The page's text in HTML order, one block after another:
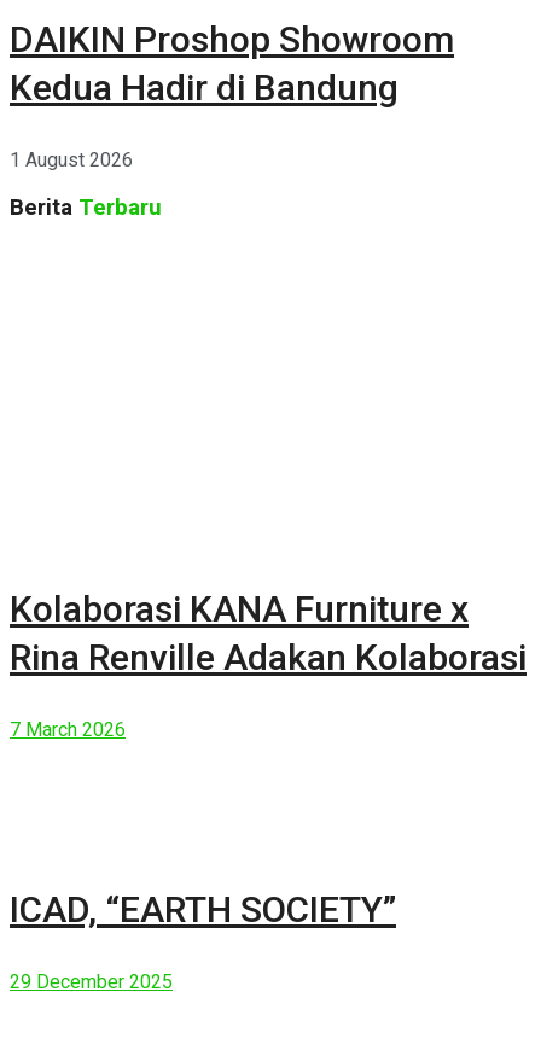
DAIKIN Proshop Showroom
Kedua Hadir di Bandung
1 August 2026
Berita Terbaru
Kolaborasi KANA Furniture x
Rina Renville Adakan Kolaborasi
7 March 2026
ICAD, “EARTH SOCIETY”
29 December 2025